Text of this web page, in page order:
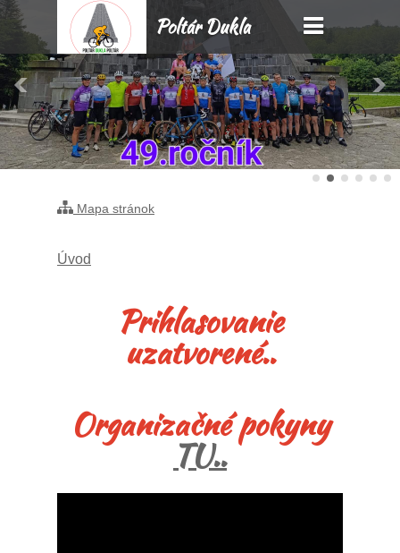
Poltár Dukla
Poltár
Mapa stránok
Úvod
Prihlasovanie
uzatvorené..
Organizačné pokyny
TU..